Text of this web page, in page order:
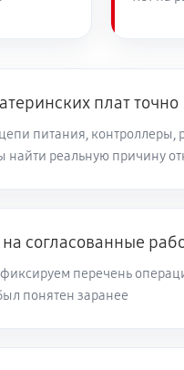
плат точно
питания, контроллеры,
найти реальную причину
согласованные
перечень
понятен заранее